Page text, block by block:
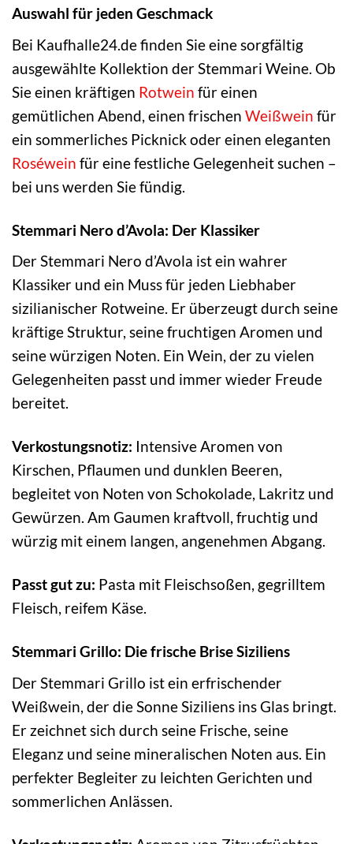
Auswahl für jeden Geschmack
Bei Kaufhalle24.de finden Sie eine sorgfältig
ausgewählte Kollektion der Stemmari Weine. Ob
Sie einen kräftigen Rotwein für einen
gemütlichen Abend, einen frischen Weißwein für
ein sommerliches Picknick oder einen eleganten
Roséwein für eine festliche Gelegenheit suchen –
bei uns werden Sie fündig.
Stemmari Nero d’Avola: Der Klassiker
Der Stemmari Nero d’Avola ist ein wahrer
Klassiker und ein Muss für jeden Liebhaber
sizilianischer Rotweine. Er überzeugt durch seine
kräftige Struktur, seine fruchtigen Aromen und
seine würzigen Noten. Ein Wein, der zu vielen
Gelegenheiten passt und immer wieder Freude
bereitet.
Verkostungsnotiz: Intensive Aromen von
Kirschen, Pflaumen und dunklen Beeren,
begleitet von Noten von Schokolade, Lakritz und
Gewürzen. Am Gaumen kraftvoll, fruchtig und
würzig mit einem langen, angenehmen Abgang.
Passt gut zu: Pasta mit Fleischsoßen, gegrilltem
Fleisch, reifem Käse.
Stemmari Grillo: Die frische Brise Siziliens
Der Stemmari Grillo ist ein erfrischender
Weißwein, der die Sonne Siziliens ins Glas bringt.
Er zeichnet sich durch seine Frische, seine
Eleganz und seine mineralischen Noten aus. Ein
perfekter Begleiter zu leichten Gerichten und
sommerlichen Anlässen.